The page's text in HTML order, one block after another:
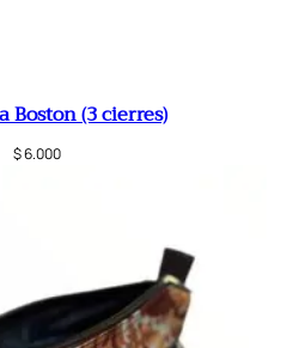
Boston (3 cierres)
$6.000